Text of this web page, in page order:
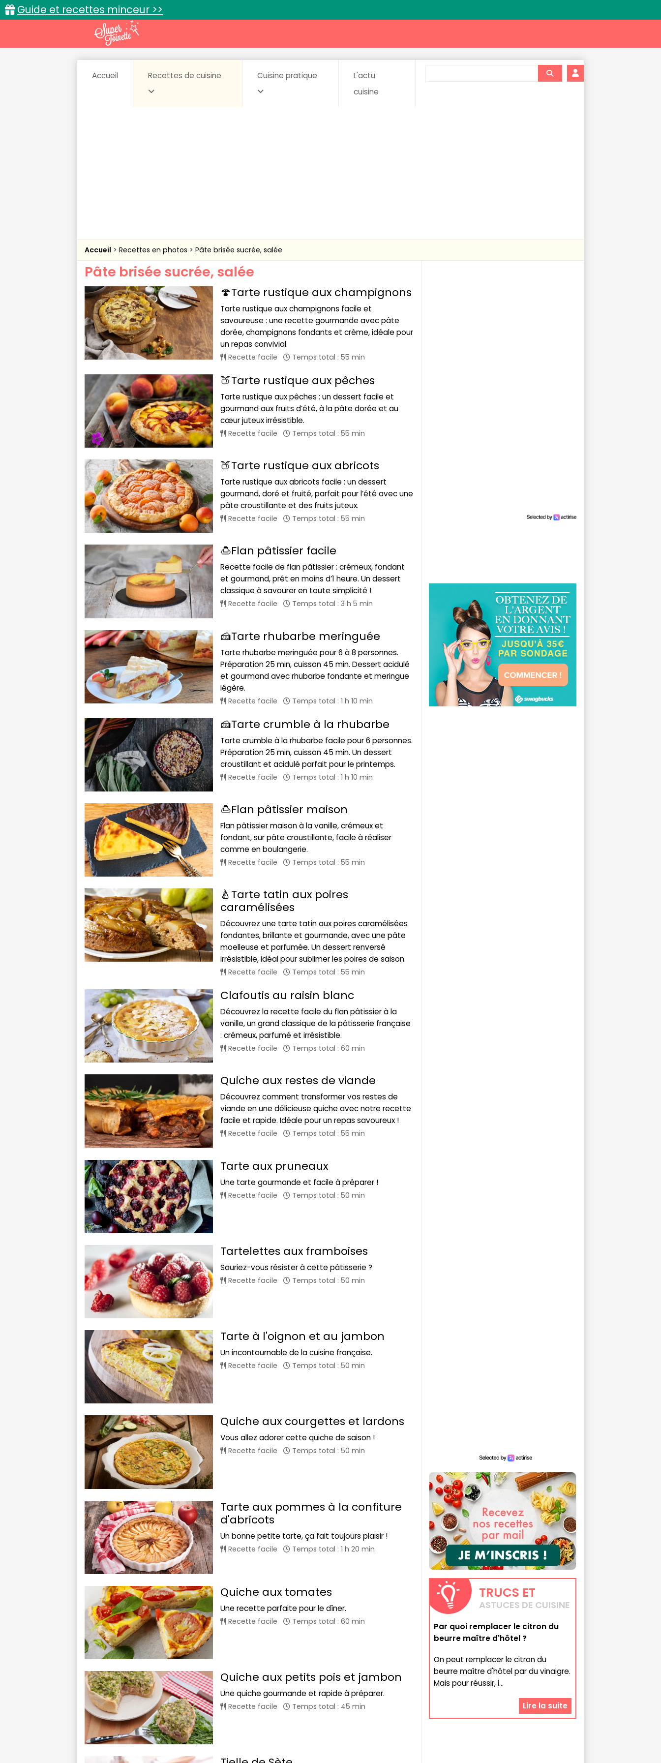
Guide et recettes minceur >>
Accueil Recettes de cuisine Cuisine pratique
L'actu
cuisine
Accueil Recettes en photos Pâte brisée sucrée, salée
Pâte brisée sucrée, salée
🍄Tarte rustique aux champignons
Tarte rustique aux champignons facile et
savoureuse : une recette gourmande avec pâte
dorée, champignons fondants et crème, idéale pour
un repas convivial.
Recette facile Temps total : 55 min
🍑Tarte rustique aux pêches
Tarte rustique aux pêches : un dessert facile et
gourmand aux fruits d’été, à la pâte dorée et au
cœur juteux irrésistible.
Recette facile Temps total : 55 min
🍑Tarte rustique aux abricots
Tarte rustique aux abricots facile : un dessert
gourmand, doré et fruité, parfait pour l’été avec une
pâte croustillante et des fruits juteux.
Recette facile Temps total : 55 min
🍮Flan pâtissier facile
Recette facile de flan pâtissier : crémeux, fondant
et gourmand, prêt en moins d’1 heure. Un dessert
classique à savourer en toute simplicité !
Recette facile Temps total : 3 h 5 min
🍰Tarte rhubarbe meringuée
Tarte rhubarbe meringuée pour 6 à 8 personnes.
Préparation 25 min, cuisson 45 min. Dessert acidulé
et gourmand avec rhubarbe fondante et meringue
légère.
Recette facile Temps total : 1 h 10 min
🍰Tarte crumble à la rhubarbe
Tarte crumble à la rhubarbe facile pour 6 personnes.
Préparation 25 min, cuisson 45 min. Un dessert
croustillant et acidulé parfait pour le printemps.
Recette facile Temps total : 1 h 10 min
🍮Flan pâtissier maison
Flan pâtissier maison à la vanille, crémeux et
fondant, sur pâte croustillante, facile à réaliser
comme en boulangerie.
Recette facile Temps total : 55 min
🍐Tarte tatin aux poires
caramélisées
Découvrez une tarte tatin aux poires caramélisées
fondantes, brillante et gourmande, avec une pâte
moelleuse et parfumée. Un dessert renversé
irrésistible, idéal pour sublimer les poires de saison.
Recette facile Temps total : 55 min
Clafoutis au raisin blanc
Découvrez la recette facile du flan pâtissier à la
vanille, un grand classique de la pâtisserie française
: crémeux, parfumé et irrésistible.
Recette facile Temps total : 60 min
Quiche aux restes de viande
Découvrez comment transformer vos restes de
viande en une délicieuse quiche avec notre recette
facile et rapide. Idéale pour un repas savoureux !
Recette facile Temps total : 55 min
Tarte aux pruneaux
Une tarte gourmande et facile à préparer !
Recette facile Temps total : 50 min
Tartelettes aux framboises
Sauriez-vous résister à cette pâtisserie ?
Recette facile Temps total : 50 min
Tarte à l'oignon et au jambon
Un incontournable de la cuisine française.
Recette facile Temps total : 50 min
Quiche aux courgettes et lardons
Vous allez adorer cette quiche de saison !
Recette facile Temps total : 50 min
Tarte aux pommes à la confiture
d'abricots
Un bonne petite tarte, ça fait toujours plaisir !
Recette facile Temps total : 1 h 20 min
Quiche aux tomates
Une recette parfaite pour le dîner.
Recette facile Temps total : 60 min
Quiche aux petits pois et jambon
Une quiche gourmande et rapide à préparer.
Recette facile Temps total : 45 min
TRUCS ET
ASTUCES DE CUISINE
Par quoi remplacer le citron du
beurre maître d'hôtel ?
On peut remplacer le citron du
beurre maître d'hôtel par du vinaigre.
Mais pour réussir, i...
Lire la suite